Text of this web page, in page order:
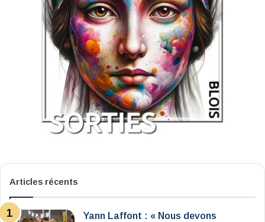
Articles récents
Yann Laffont : « Nous devons